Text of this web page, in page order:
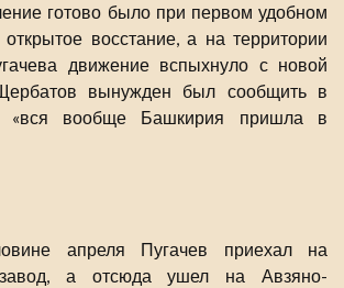
готово было при первом удобном
восстание, а на территории
движение вспыхнуло с новой
вынужден был сообщить в
«вся вообще Башкирия пришла в
апреля Пугачев приехал на
завод, а отсюда ушел на Авзяно-